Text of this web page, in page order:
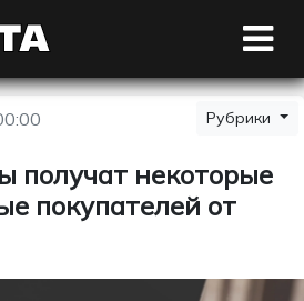
Рубрики
получат некоторые
покупателей от